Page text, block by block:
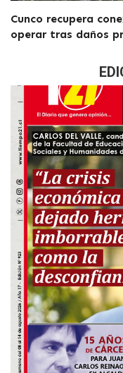
Cunco recupera
operar tras daños